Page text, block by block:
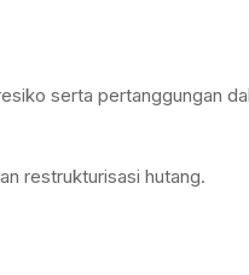
serta pertanggungan
restrukturisasi hutang.